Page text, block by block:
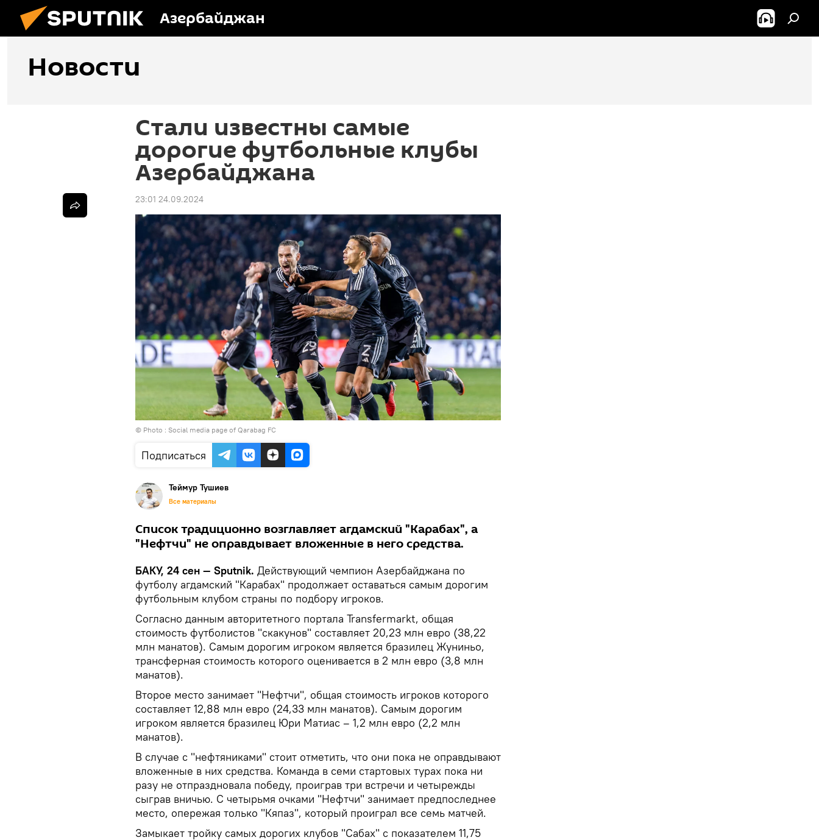
Азербайджан
Новости
Стали известны самые
дорогие футбольные клубы
Азербайджана
23:01 24.09.2024
© Photo : Social media page of Qarabag FC
Подписаться
Теймур Тушиев
Все материалы
Список традиционно возглавляет агдамский "Карабах", а
"Нефтчи" не оправдывает вложенные в него средства.
БАКУ, 24 сен — Sputnik. Действующий чемпион Азербайджана по
футболу агдамский "Карабах" продолжает оставаться самым дорогим
футбольным клубом страны по подбору игроков.
Согласно данным авторитетного портала Transfermarkt, общая
стоимость футболистов "скакунов" составляет 20,23 млн евро (38,22
млн манатов). Самым дорогим игроком является бразилец Жуниньо,
трансферная стоимость которого оценивается в 2 млн евро (3,8 млн
манатов).
Второе место занимает "Нефтчи", общая стоимость игроков которого
составляет 12,88 млн евро (24,33 млн манатов). Самым дорогим
игроком является бразилец Юри Матиас – 1,2 млн евро (2,2 млн
манатов).
В случае с "нефтяниками" стоит отметить, что они пока не оправдывают
вложенные в них средства. Команда в семи стартовых турах пока ни
разу не отпраздновала победу, проиграв три встречи и четырежды
сыграв вничью. С четырьмя очками "Нефтчи" занимает предпоследнее
место, опережая только "Кяпаз", который проиграл все семь матчей.
Замыкает тройку самых дорогих клубов "Сабах" с показателем 11,75